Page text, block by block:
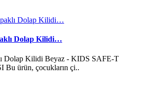
Dolap Kilidi…
Dolap Kilidi Beyaz - KIDS SAFE-T
ürün, çocukların çi..